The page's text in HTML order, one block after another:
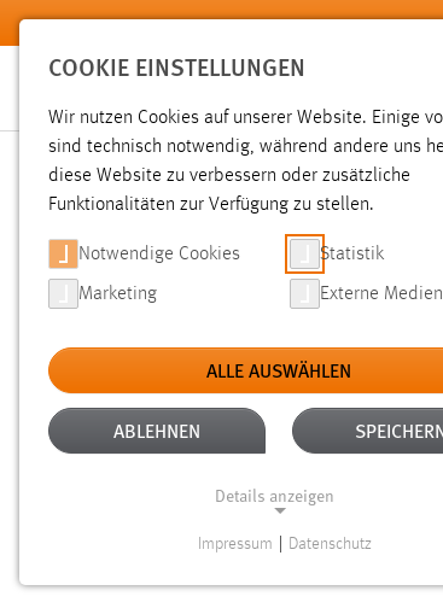
Zum Hauptinhalt springen
SUCHE
Aktive Filter: TYP: DATEIEN ALTER: 1 BIS
Gesucht nach "professoren". Es wurden 57
COOKIE EINSTELLUNGEN
Wir nutzen Cookies auf unserer Website. Einige
sind technisch notwendig, während andere uns
diese Website zu verbessern oder zusätzliche
Funktionalitäten zur Verfügung zu stellen.
Notwendige Cookies Statistik
Marketing Externe Medien
ALLE AUSWÄHLEN
ABLEHNEN
Details anzeigen
Impressum Datenschutz